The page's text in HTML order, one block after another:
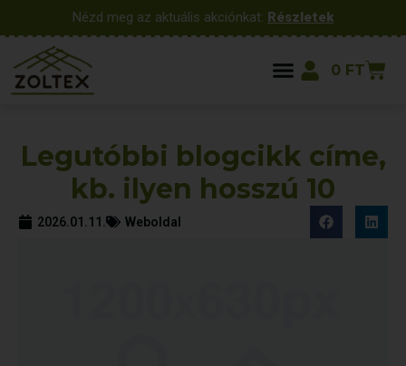
Nézd meg az aktuális akciónkat: Részletek
0 FT
Legutóbbi blogcikk címe,
kb. ilyen hosszú 10
2026.01.11. Weboldal